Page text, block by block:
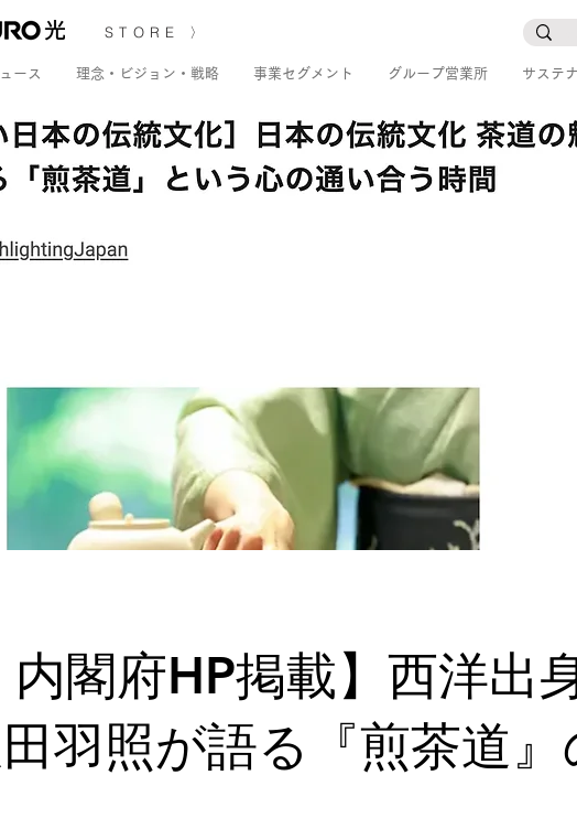
STORE 〉
ース 理念・ビジョン・戦略 事業セグメント グループ営業所 サステ
内閣府HP掲載】西洋出
羽照が語る『煎茶道』